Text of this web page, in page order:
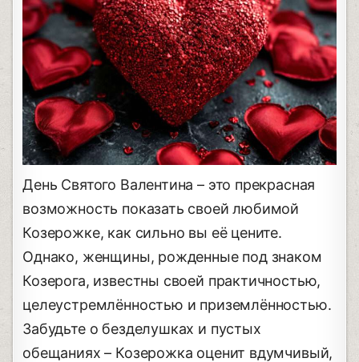
День Святого Валентина – это прекрасная
возможность показать своей любимой
Козерожке, как сильно вы её цените.
Однако, женщины, рожденные под знаком
Козерога, известны своей практичностью,
целеустремлённостью и приземлённостью.
Забудьте о безделушках и пустых
обещаниях – Козерожка оценит вдумчивый,